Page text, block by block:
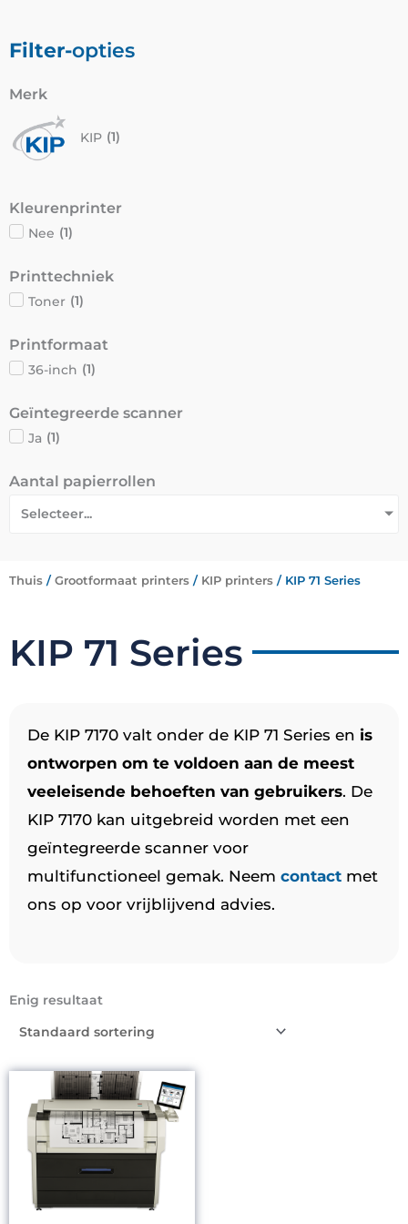
Filter-opties
Merk
KIP (1)
Kleurenprinter
Nee (1)
Printtechniek
Toner (1)
Printformaat
36-inch (1)
Geïntegreerde scanner
Ja (1)
Aantal papierrollen
Selecteer...
Thuis / Grootformaat printers / KIP printers / KIP 71 Series
KIP 71 Series
De KIP 7170 valt onder de KIP 71 Series en is
ontworpen om te voldoen aan de meest
veeleisende behoeften van gebruikers. De
KIP 7170 kan uitgebreid worden met een
geïntegreerde scanner voor
multifunctioneel gemak. Neem contact met
ons op voor vrijblijvend advies.
Enig resultaat